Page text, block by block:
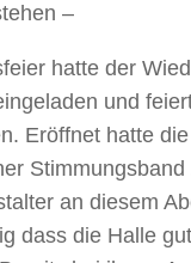
–
hatte der
und
Eröffnet hatte
an diesem
dass die Halle